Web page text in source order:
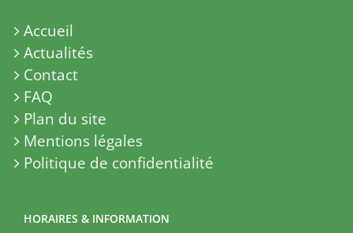
Accueil
Actualités
Contact
FAQ
Plan du site
Mentions légales
Politique de confidentialité
HORAIRES & INFORMATION